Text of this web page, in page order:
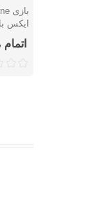
ایکس